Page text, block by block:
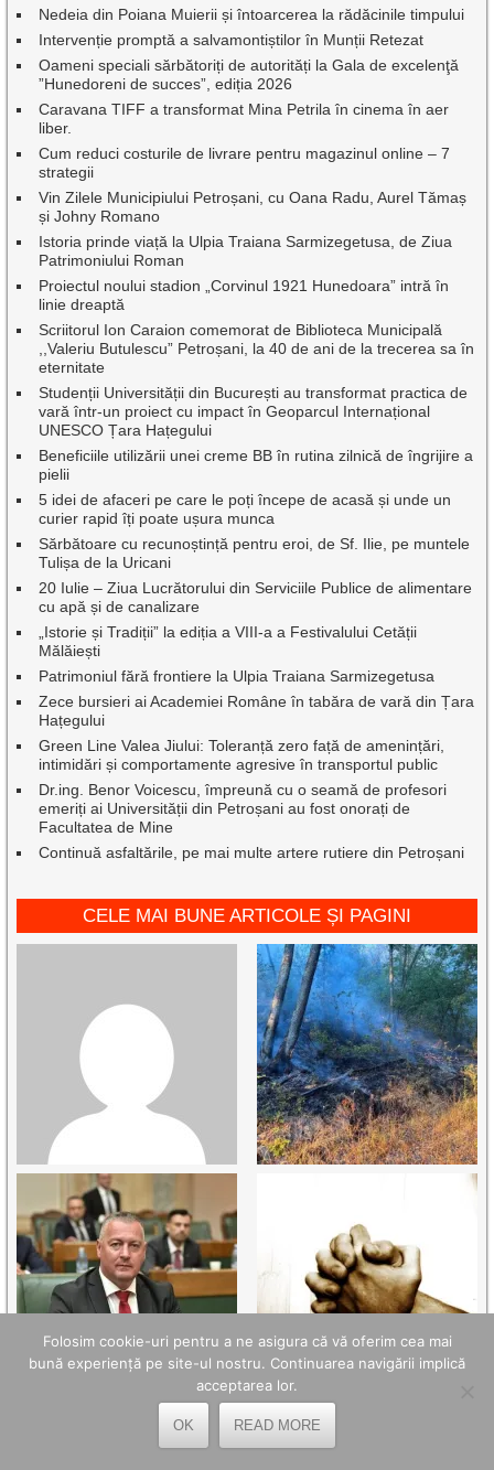
Nedeia din Poiana Muierii și întoarcerea la rădăcinile timpului
Intervenție promptă a salvamontiștilor în Munții Retezat
Oameni speciali sărbătoriți de autorități la Gala de excelenţă
”Hunedoreni de succes”, ediția 2026
Caravana TIFF a transformat Mina Petrila în cinema în aer
liber.
Cum reduci costurile de livrare pentru magazinul online – 7
strategii
Vin Zilele Municipiului Petroșani, cu Oana Radu, Aurel Tămaș
și Johny Romano
Istoria prinde viață la Ulpia Traiana Sarmizegetusa, de Ziua
Patrimoniului Roman
Proiectul noului stadion „Corvinul 1921 Hunedoara” intră în
linie dreaptă
Scriitorul Ion Caraion comemorat de Biblioteca Municipală
,,Valeriu Butulescu” Petroșani, la 40 de ani de la trecerea sa în
eternitate
Studenții Universității din București au transformat practica de
vară într-un proiect cu impact în Geoparcul Internațional
UNESCO Țara Hațegului
Beneficiile utilizării unei creme BB în rutina zilnică de îngrijire a
pielii
5 idei de afaceri pe care le poți începe de acasă și unde un
curier rapid îți poate ușura munca
Sărbătoare cu recunoștință pentru eroi, de Sf. Ilie, pe muntele
Tulișa de la Uricani
20 Iulie – Ziua Lucrătorului din Serviciile Publice de alimentare
cu apă și de canalizare
„Istorie și Tradiții” la ediția a VIII-a a Festivalului Cetății
Mălăiești
Patrimoniul fără frontiere la Ulpia Traiana Sarmizegetusa
Zece bursieri ai Academiei Române în tabăra de vară din Țara
Hațegului
Green Line Valea Jiului: Toleranță zero față de amenințări,
intimidări și comportamente agresive în transportul public
Dr.ing. Benor Voicescu, împreună cu o seamă de profesori
emeriți ai Universității din Petroșani au fost onorați de
Facultatea de Mine
Continuă asfaltările, pe mai multe artere rutiere din Petroșani
CELE MAI BUNE ARTICOLE ȘI PAGINI
Folosim cookie-uri pentru a ne asigura că vă oferim cea mai
bună experiență pe site-ul nostru. Continuarea navigării implică
acceptarea lor.
OK READ MORE